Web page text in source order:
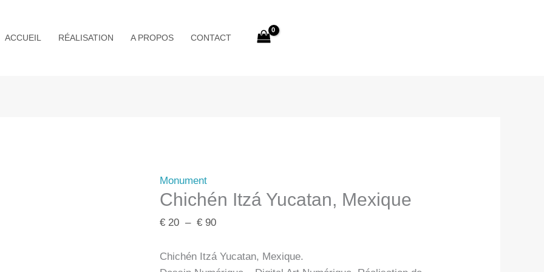
ACCUEIL RÉALISATION A PROPOS CONTACT
Monument
Chichén Itzá Yucatan, Mexique
€20 – €90
prix :
Chichén Itzá Yucatan, Mexique.